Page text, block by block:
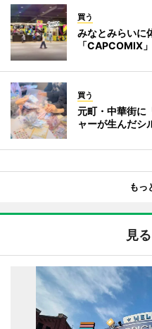
買う
みなとみらいに
「CAPCOMIX」
買う
元町・中華街
ャーが生んだシ
もっ
見